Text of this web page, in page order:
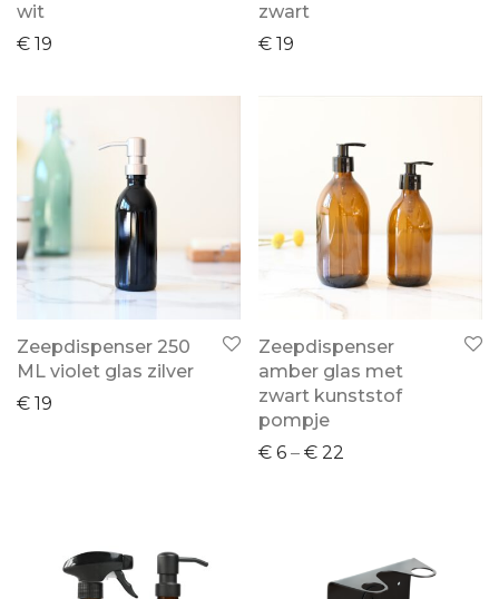
wit
€ 19
zwart
€ 19
Zeepdispenser 250
ML violet glas zilver
€ 19
Zeepdispenser
amber glas met
zwart kunststof
pompje
€ 6 – € 22